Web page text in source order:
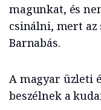
magunkat, és
csinálni, mert az
Barnabás.
A magyar üzleti
beszélnek a